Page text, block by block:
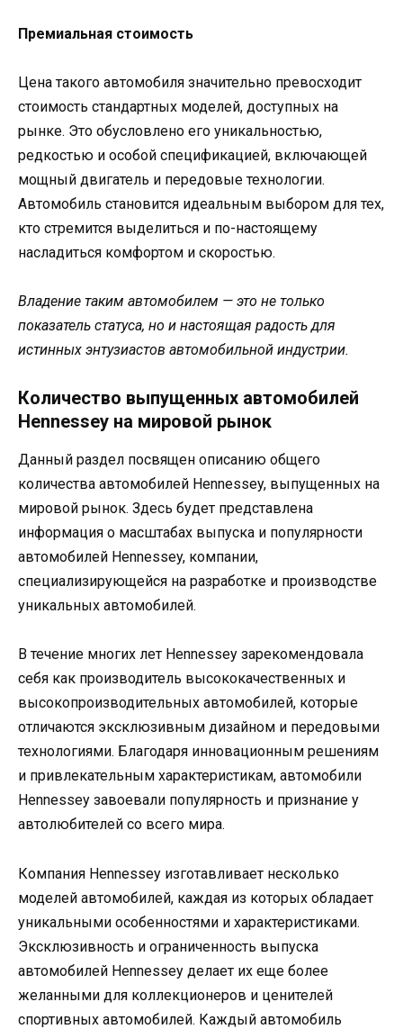
Премиальная стоимость
Цена такого автомобиля значительно превосходит
стоимость стандартных моделей, доступных на
рынке. Это обусловлено его уникальностью,
редкостью и особой спецификацией, включающей
мощный двигатель и передовые технологии.
Автомобиль становится идеальным выбором для тех,
кто стремится выделиться и по-настоящему
насладиться комфортом и скоростью.
Владение таким автомобилем — это не только
показатель статуса, но и настоящая радость для
истинных энтузиастов автомобильной индустрии.
Количество выпущенных автомобилей
Hennessey на мировой рынок
Данный раздел посвящен описанию общего
количества автомобилей Hennessey, выпущенных на
мировой рынок. Здесь будет представлена
информация о масштабах выпуска и популярности
автомобилей Hennessey, компании,
специализирующейся на разработке и производстве
уникальных автомобилей.
В течение многих лет Hennessey зарекомендовала
себя как производитель высококачественных и
высокопроизводительных автомобилей, которые
отличаются эксклюзивным дизайном и передовыми
технологиями. Благодаря инновационным решениям
и привлекательным характеристикам, автомобили
Hennessey завоевали популярность и признание у
автолюбителей со всего мира.
Компания Hennessey изготавливает несколько
моделей автомобилей, каждая из которых обладает
уникальными особенностями и характеристиками.
Эксклюзивность и ограниченность выпуска
автомобилей Hennessey делает их еще более
желанными для коллекционеров и ценителей
спортивных автомобилей. Каждый автомобиль